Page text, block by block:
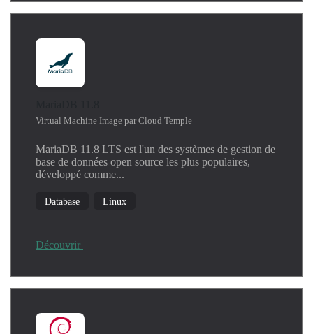
Virtual Machine Image par Cloud Temple
MariaDB 11.8 LTS est l'un des systèmes de gestion de
base de données open source les plus populaires,
développé comme...
Database Linux
Découvrir